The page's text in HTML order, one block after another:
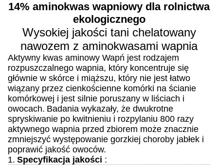
14% aminokwas wapniowy dla rolnictwa
ekologicznego
Wysokiej jakości tani chelatowany
nawozem z aminokwasami wapnia
Aktywny kwas aminowy Wapń jest rodzajem
rozpuszczalnego wapnia, który koncentruje się
głównie w skórce i miąższu, który nie jest łatwo
wiązany przez cienkościenne komórki na ścianie
komórkowej i jest silnie poruszany w liściach i
owocach. Badania wykazały, że dwukrotne
spryskiwanie po kwitnieniu i rozpylaniu 800 razy
aktywnego wapnia przed zbiorem może znacznie
zmniejszyć występowanie gorzkiej choroby jabłek i
poprawić jakość owoców.
1. Specyfikacja jakości :